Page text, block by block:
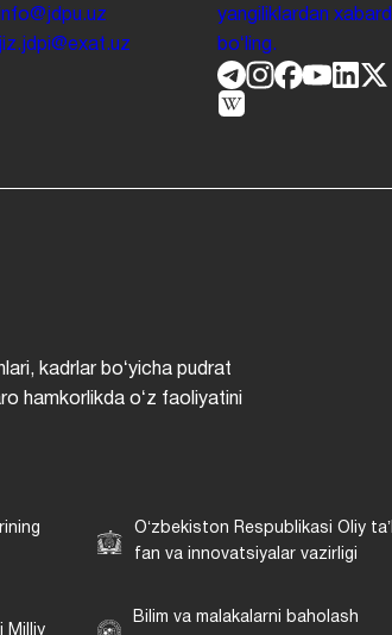
info@jdpu.uz
jiz.jdpi@exat.uz
yangiliklardan
boʻling.
kadrlar boʻyicha pudrat
hamkorlikda oʻz faoliyatini
Oʻzbekiston Respublikasi Oliy
fan va innovatsiyalar vazirligi
Milliy
Bilim va malakalarni baholash